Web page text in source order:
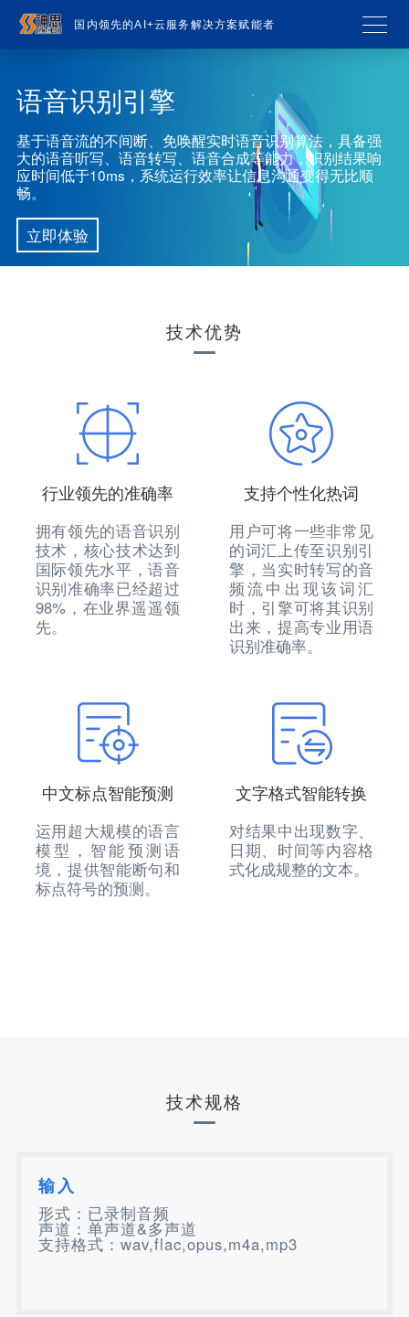
国内领先的AI+云服务解决方案赋能者
语音识别引擎
基于语音流的不间断、免唤醒实时语音识别算法，具备强
大的语音听写、语音转写、语音合成等能力，识别结果响
应时间低于10ms，系统运行效率让信息沟通变得无比顺
畅。
立即体验
技术优势
行业领先的准确率
拥有领先的语音识别
技术，核心技术达到
国际领先水平，语音
识别准确率已经超过
98%，在业界遥遥领
先。
支持个性化热词
用户可将一些非常见
的词汇上传至识别引
擎，当实时转写的音
频流中出现该词汇
时，引擎可将其识别
出来，提高专业用语
识别准确率。
中文标点智能预测
运用超大规模的语言
模型，智能预测语
境，提供智能断句和
标点符号的预测。
文字格式智能转换
对结果中出现数字、
日期、时间等内容格
式化成规整的文本。
技术规格
输入
形式：已录制音频
声道：单声道&多声道
支持格式：wav,flac,opus,m4a,mp3